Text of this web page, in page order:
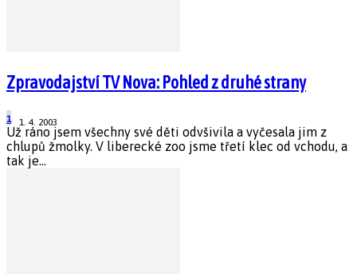
Zpravodajství TV Nova: Pohled z druhé strany
1. 4. 2003
1
Už ráno jsem všechny své děti odvšivila a vyčesala jim z
chlupů žmolky. V liberecké zoo jsme třetí klec od vchodu, a
tak je...